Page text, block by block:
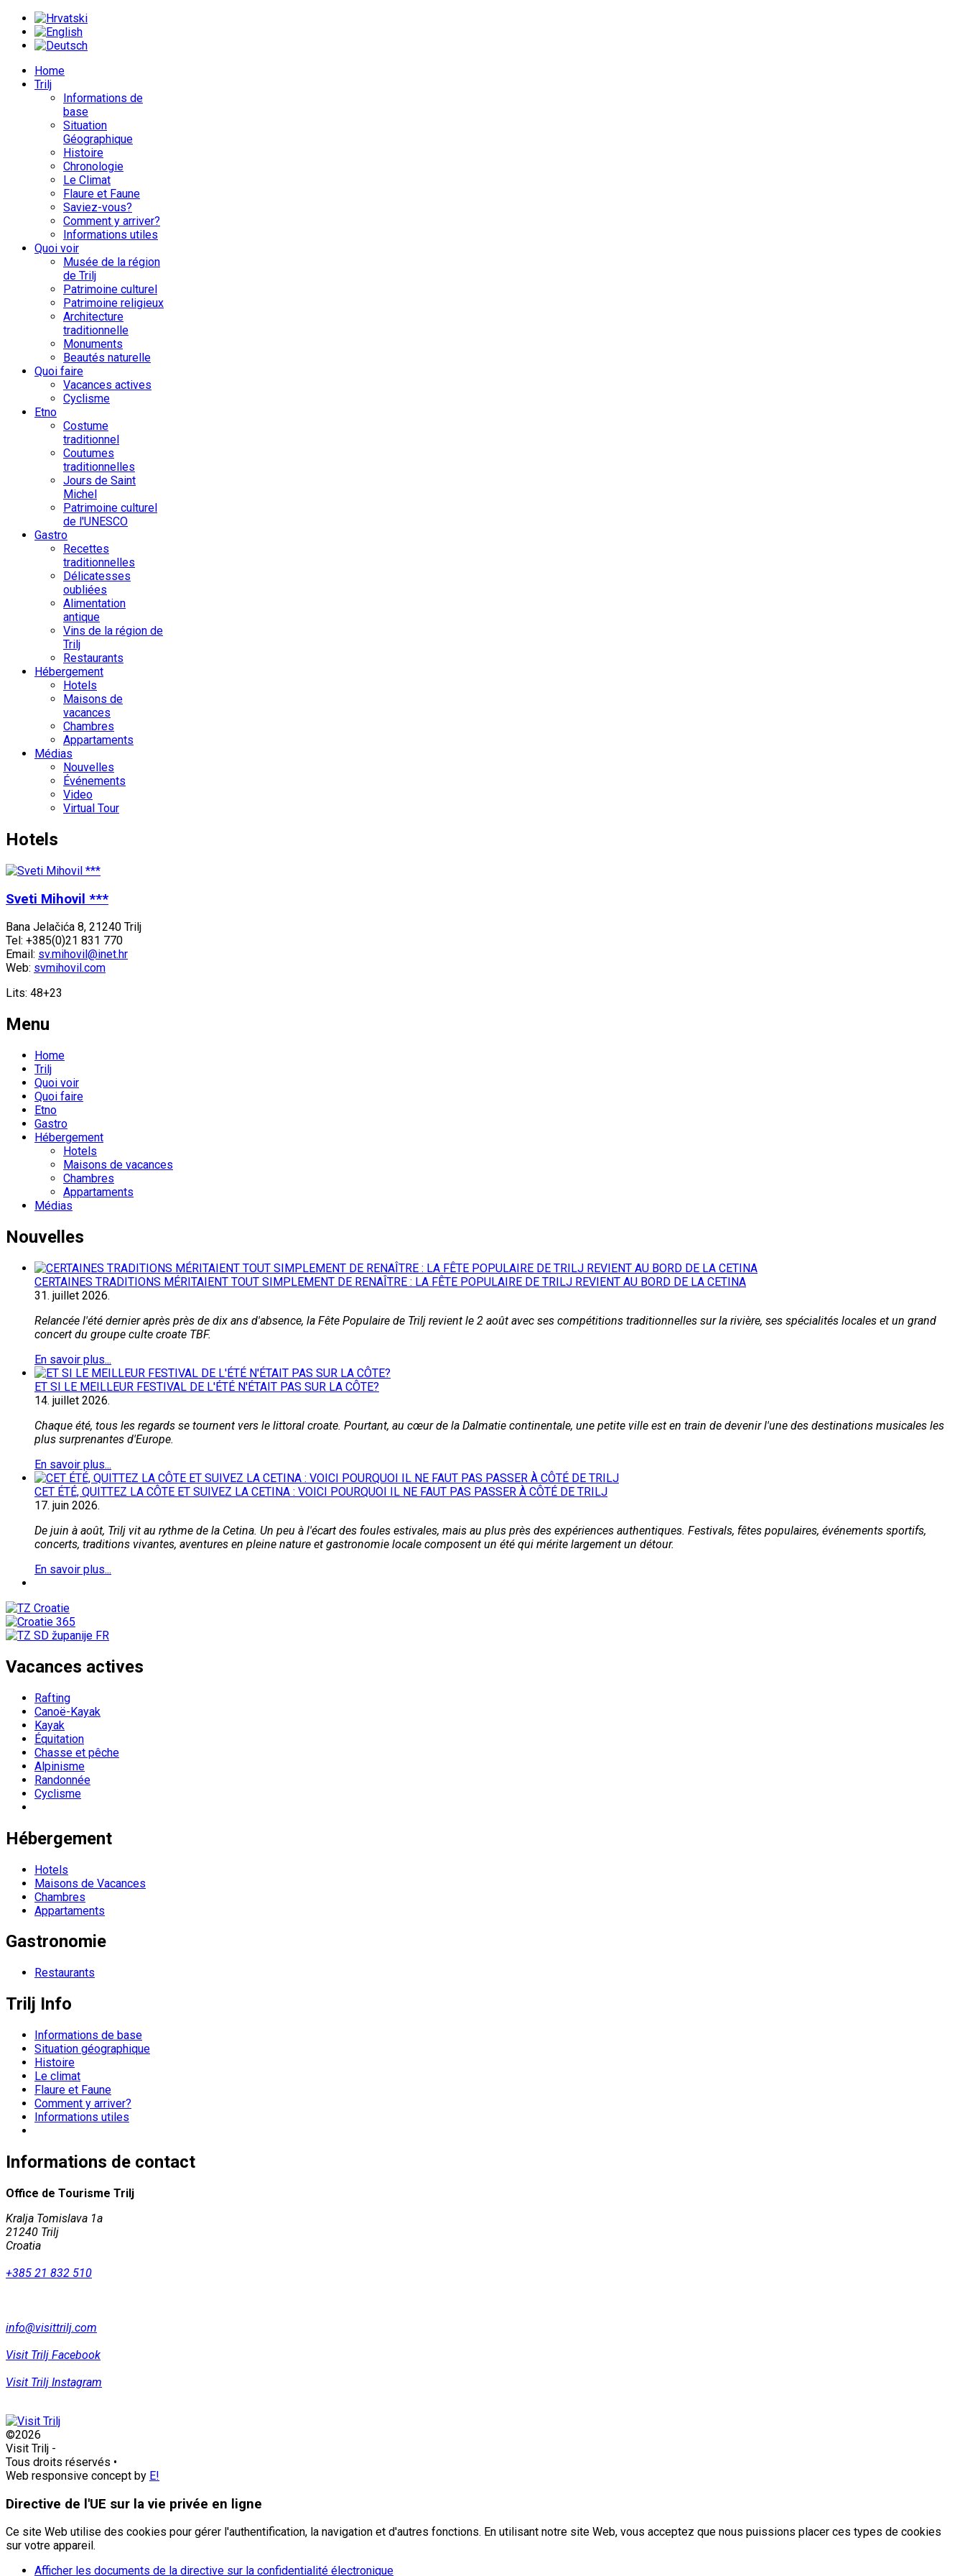
Home
Trilj
Informations de
base
Situation
Géographique
Histoire
Chronologie
Le Climat
Flaure et Faune
Saviez-vous?
Comment y arriver?
Informations utiles
Quoi voir
Musée de la région
de Trilj
Patrimoine culturel
Patrimoine religieux
Architecture
traditionnelle
Monuments
Beautés naturelle
Quoi faire
Vacances actives
Cyclisme
Etno
Costume
traditionnel
Coutumes
traditionnelles
Jours de Saint
Michel
Patrimoine culturel
de l'UNESCO
Gastro
Recettes
traditionnelles
Délicatesses
oubliées
Alimentation
antique
Vins de la région de
Trilj
Restaurants
Hébergement
Hotels
Maisons de
vacances
Chambres
Appartaments
Médias
Nouvelles
Événements
Video
Virtual Tour
Hotels
Sveti Mihovil ***
Bana Jelačića 8, 21240 Trilj
Tel: +385(0)21 831 770
Email: sv.mihovil@inet.hr
Web: svmihovil.com
Lits: 48+23
Menu
Home
Trilj
Quoi voir
Quoi faire
Etno
Gastro
Hébergement
Hotels
Maisons de vacances
Chambres
Appartaments
Médias
Nouvelles
CERTAINES TRADITIONS MÉRITAIENT TOUT SIMPLEMENT DE RENAÎTRE : LA FÊTE POPULAIRE DE TRILJ REVIENT AU BORD DE LA CETINA
31. juillet 2026.
Relancée l'été dernier après près de dix ans d'absence, la Fête Populaire de Trilj revient le 2 août avec ses compétitions traditionnelles sur la rivière, ses spécialités locales et un grand
concert du groupe culte croate TBF.
En savoir plus...
ET SI LE MEILLEUR FESTIVAL DE L'ÉTÉ N'ÉTAIT PAS SUR LA CÔTE?
14. juillet 2026.
Chaque été, tous les regards se tournent vers le littoral croate. Pourtant, au cœur de la Dalmatie continentale, une petite ville est en train de devenir l'une des destinations musicales les
plus surprenantes d'Europe.
En savoir plus...
CET ÉTÉ, QUITTEZ LA CÔTE ET SUIVEZ LA CETINA : VOICI POURQUOI IL NE FAUT PAS PASSER À CÔTÉ DE TRILJ
17. juin 2026.
De juin à août, Trilj vit au rythme de la Cetina. Un peu à l'écart des foules estivales, mais au plus près des expériences authentiques. Festivals, fêtes populaires, événements sportifs,
concerts, traditions vivantes, aventures en pleine nature et gastronomie locale composent un été qui mérite largement un détour.
En savoir plus...
Vacances actives
Rafting
Canoë-Kayak
Kayak
Équitation
Chasse et pêche
Alpinisme
Randonnée
Cyclisme
Hébergement
Hotels
Maisons de Vacances
Chambres
Appartaments
Gastronomie
Restaurants
Trilj Info
Informations de base
Situation géographique
Histoire
Le climat
Flaure et Faune
Comment y arriver?
Informations utiles
Informations de contact
Office de Tourisme Trilj
Kralja Tomislava 1a
21240 Trilj
Croatia
+385 21 832 510
info@visittrilj.com
Visit Trilj Facebook
Visit Trilj Instagram
©2026
Visit Trilj -
Tous droits réservés •
Web responsive concept by E!
Directive de l'UE sur la vie privée en ligne
Ce site Web utilise des cookies pour gérer l'authentification, la navigation et d'autres fonctions. En utilisant notre site Web, vous acceptez que nous puissions placer ces types de cookies
sur votre appareil.
Afficher les documents de la directive sur la confidentialité électronique